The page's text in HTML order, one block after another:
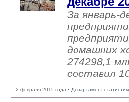
За январь-
домашних
274298,1
составил
2 февраля 2015 года • Департамент